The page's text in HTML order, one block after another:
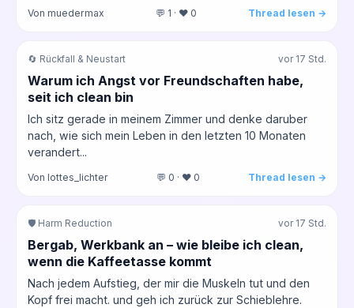
Von muedermax 💬 1 · ❤️ 0 Thread lesen →
🔄 Rückfall & Neustart vor 17 Std.
Warum ich Angst vor Freundschaften habe,
seit ich clean bin
Ich sitz gerade in meinem Zimmer und denke daruber
nach, wie sich mein Leben in den letzten 10 Monaten
verandert...
Von lottes_lichter 💬 0 · ❤️ 0 Thread lesen →
🛡️ Harm Reduction vor 17 Std.
Bergab, Werkbank an – wie bleibe ich clean,
wenn die Kaffeetasse kommt
Nach jedem Aufstieg, der mir die Muskeln tut und den
Kopf frei macht. und geh ich zurück zur Schieblehre.